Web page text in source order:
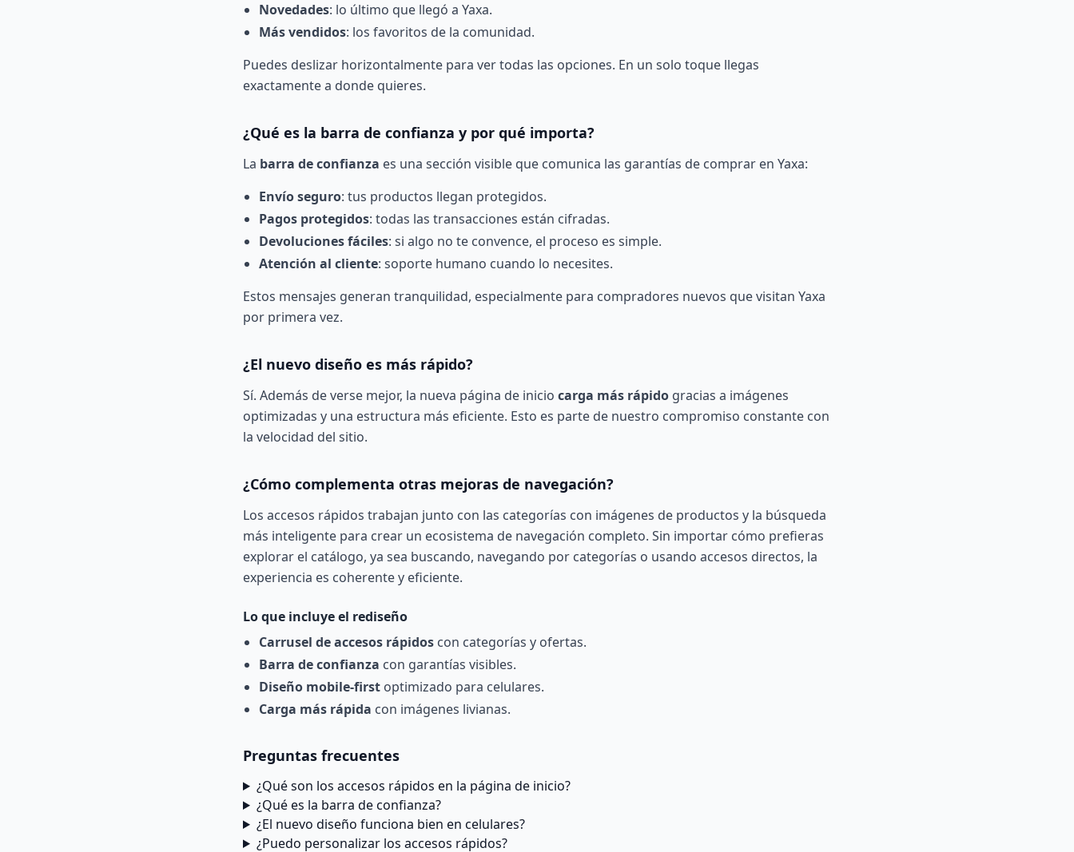
Novedades: lo último que llegó a Yaxa.
Más vendidos: los favoritos de la comunidad.
Puedes deslizar horizontalmente para ver todas las opciones. En un solo toque llegas
exactamente a donde quieres.
¿Qué es la barra de confianza y por qué importa?
La barra de confianza es una sección visible que comunica las garantías de comprar en Yaxa:
Envío seguro: tus productos llegan protegidos.
Pagos protegidos: todas las transacciones están cifradas.
Devoluciones fáciles: si algo no te convence, el proceso es simple.
Atención al cliente: soporte humano cuando lo necesites.
Estos mensajes generan tranquilidad, especialmente para compradores nuevos que visitan Yaxa
por primera vez.
¿El nuevo diseño es más rápido?
Sí. Además de verse mejor, la nueva página de inicio carga más rápido gracias a imágenes
optimizadas y una estructura más eficiente. Esto es parte de nuestro compromiso constante con
la velocidad del sitio.
¿Cómo complementa otras mejoras de navegación?
Los accesos rápidos trabajan junto con las categorías con imágenes de productos y la búsqueda
más inteligente para crear un ecosistema de navegación completo. Sin importar cómo prefieras
explorar el catálogo, ya sea buscando, navegando por categorías o usando accesos directos, la
experiencia es coherente y eficiente.
Lo que incluye el rediseño
Carrusel de accesos rápidos con categorías y ofertas.
Barra de confianza con garantías visibles.
Diseño mobile-first optimizado para celulares.
Carga más rápida con imágenes livianas.
Preguntas frecuentes
¿Qué son los accesos rápidos en la página de inicio?
¿Qué es la barra de confianza?
¿El nuevo diseño funciona bien en celulares?
¿Puedo personalizar los accesos rápidos?